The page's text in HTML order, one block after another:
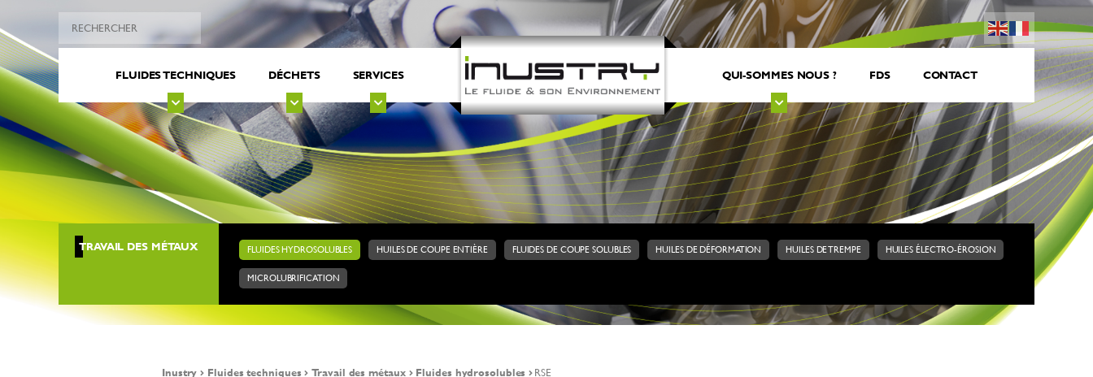
FLUIDES TECHNIQUES DÉCHETS SERVICES QUI-SOMMES NOUS ? FDS CONTACT
TRAVAIL DES MÉTAUX FLUIDES HYDROSOLUBLES HUILES DE COUPE ENTIÈRE FLUIDES DE COUPE SOLUBLES HUILES DE DÉFORMATION HUILES DE TREMPE HUILES ÉLECTRO-ÉROSION
MICROLUBRIFICATION
Inustry Fluides techniques Travail des métaux Fluides hydrosolubles RSE